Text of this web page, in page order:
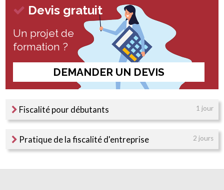
Devis gratuit
Un projet de
formation ?
DEMANDER UN DEVIS
Fiscalité pour débutants 1 jour
Pratique de la fiscalité d'entreprise 2 jours